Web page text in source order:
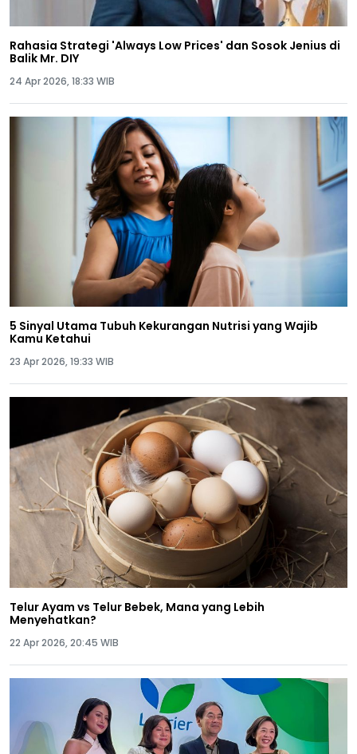
Rahasia Strategi 'Always Low Prices' dan Sosok Jenius di
Balik Mr. DIY
24 Apr 2026, 18:33 WIB
5 Sinyal Utama Tubuh Kekurangan Nutrisi yang Wajib
Kamu Ketahui
23 Apr 2026, 19:33 WIB
Telur Ayam vs Telur Bebek, Mana yang Lebih
Menyehatkan?
22 Apr 2026, 20:45 WIB